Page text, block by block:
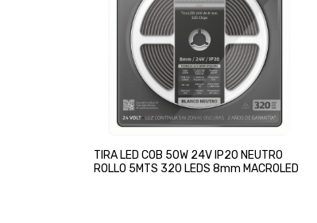
TIRA LED COB 50W 24V IP20 NEUTRO
ROLLO 5MTS 320 LEDS 8mm MACROLED